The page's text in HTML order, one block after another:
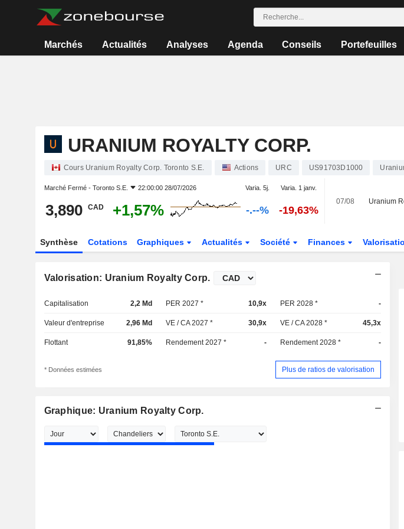
Marchés Actualités Analyses Agenda Conseils Portefeuilles
URANIUM ROYALTY CORP.
Cours Uranium Royalty Corp. Toronto S.E. Actions URC US91703D1000
Marché Fermé - Toronto S.E. 22:00:00 28/07/2026 Varia. 5j. Varia. 1 janv.
3,890 CAD +1,57% -.--% -19,63%
07/08
Synthèse Cotations Graphiques Actualités Société Finances
Valorisation: Uranium Royalty Corp.
Capitalisation 2,2 Md PER 2027 * 10,9x PER 2028 * -
Valeur d'entreprise 2,96 Md VE / CA 2027 * 30,9x VE / CA 2028 * 45,3x
Flottant 91,85% Rendement 2027 * - Rendement 2028 * -
* Données estimées Plus de ratios de valorisation
Graphique: Uranium Royalty Corp.